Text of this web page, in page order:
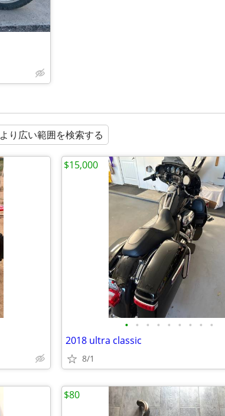
より広い範囲を検索する
• • • • • • • • •
2018 ultra classic
8/1
$15,000
$80